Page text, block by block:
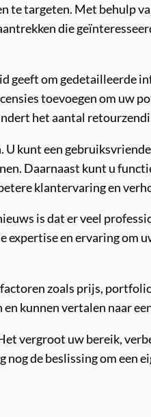
te targeten. Met behulp
die
geeft om gedetailleerde
toevoegen om uw
het aantal
kunt een
Daarnaast kunt u
klantervaring en
is dat er veel
en ervaring om
zoals prijs,
kunnen vertalen naar
vergroot uw bereik,
de beslissing om een